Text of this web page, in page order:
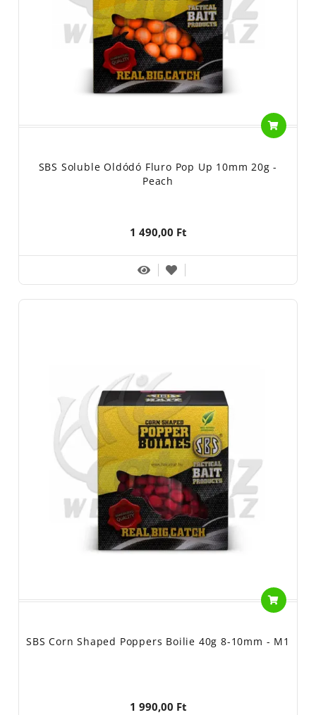
SBS Soluble Oldódó Fluro Pop Up 10mm 20g -
Peach
1 490,00 Ft
SBS Corn Shaped Poppers Boilie 40g 8-10mm - M1
1 990,00 Ft